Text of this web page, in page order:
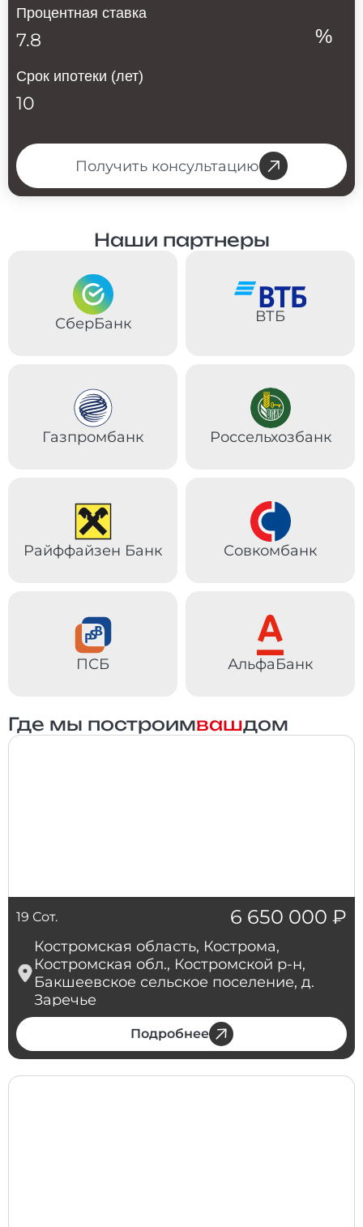
Процентная ставка
%
Срок ипотеки (лет)
Получить консультацию
Наши партнеры
СберБанк ВТБ
Газпромбанк Россельхозбанк
Райффайзен Банк Совкомбанк
ПСБ АльфаБанк
Где мы построимвашдом
19 Сот. 6 650 000 ₽
Костромская область, Кострома,
Костромская обл., Костромской р-н,
Бакшеевское сельское поселение, д.
Заречье
Подробнее